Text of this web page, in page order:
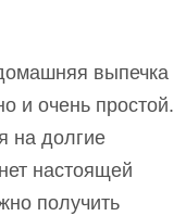
выпечка
и очень простой.
на долгие
настоящей
получить